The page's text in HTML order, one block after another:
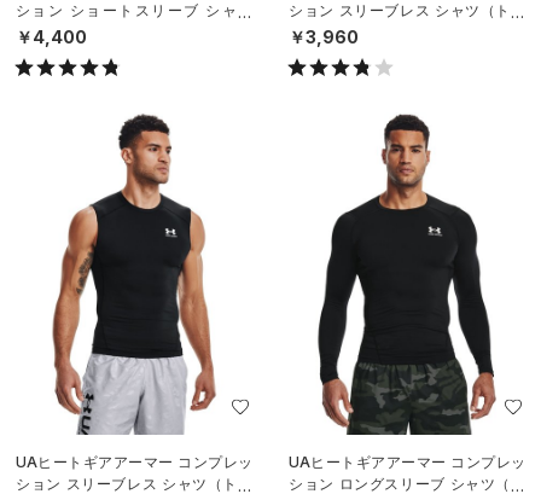
ション ショートスリーブ シャツ
（トレーニング/MEN）
￥4,400
ション スリーブレス シャツ（トレ
ーニング/MEN）
￥3,960
UAヒートギアアーマー コンプレッ
ション スリーブレス シャツ（トレ
UAヒートギアアーマー コンプレッ
ション ロングスリーブ シャツ（ト